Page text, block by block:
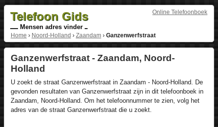
Online Telefoonboek
Telefoon Gids
Mensen adres vinder
Home › Noord-Holland › Zaandam› Ganzenwerfstraat
Ganzenwerfstraat - Zaandam, Noord-
Holland
U zoekt de straat Ganzenwerfstraat in Zaandam - Noord-Holland. De
gevonden resultaten van Ganzenwerfstraat zijn in dit telefoonboek in
Zaandam, Noord-Holland. Om het telefoonnummer te zien, volg het
adres van de straat Ganzenwerfstraat die u zoekt.